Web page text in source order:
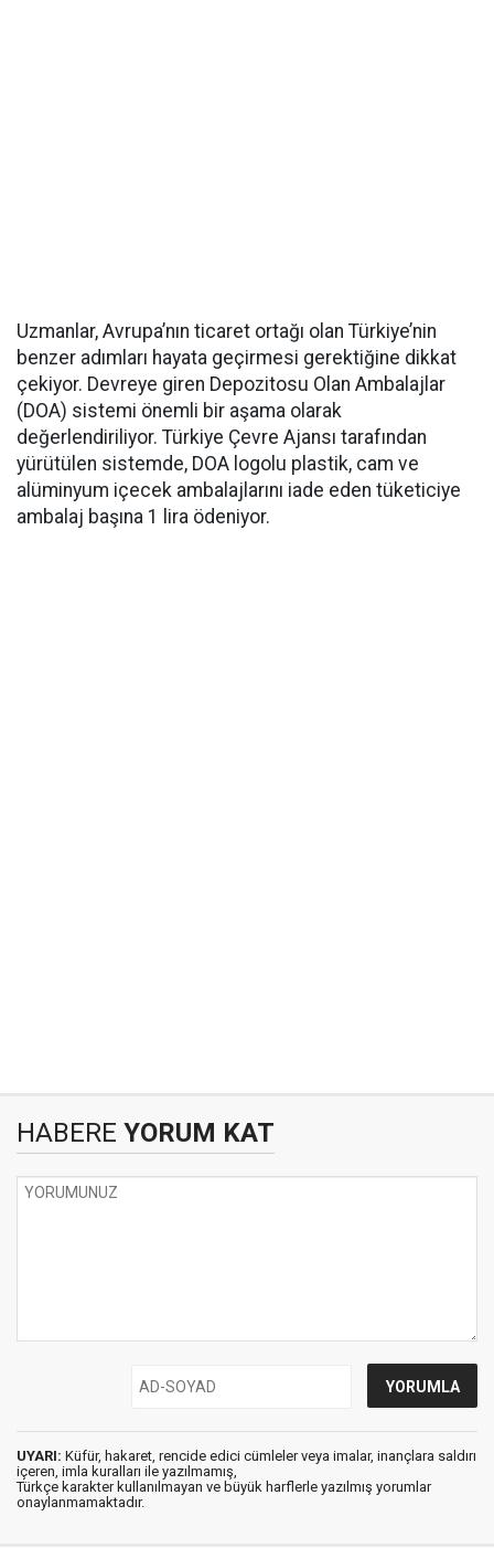
Uzmanlar, Avrupa’nın ticaret ortağı olan Türkiye’nin
benzer adımları hayata geçirmesi gerektiğine dikkat
çekiyor. Devreye giren Depozitosu Olan Ambalajlar
(DOA) sistemi önemli bir aşama olarak
değerlendiriliyor. Türkiye Çevre Ajansı tarafından
yürütülen sistemde, DOA logolu plastik, cam ve
alüminyum içecek ambalajlarını iade eden tüketiciye
ambalaj başına 1 lira ödeniyor.
HABERE YORUM KAT
UYARI: Küfür, hakaret, rencide edici cümleler veya imalar, inançlara saldırı
içeren, imla kuralları ile yazılmamış,
Türkçe karakter kullanılmayan ve büyük harflerle yazılmış yorumlar
onaylanmamaktadır.